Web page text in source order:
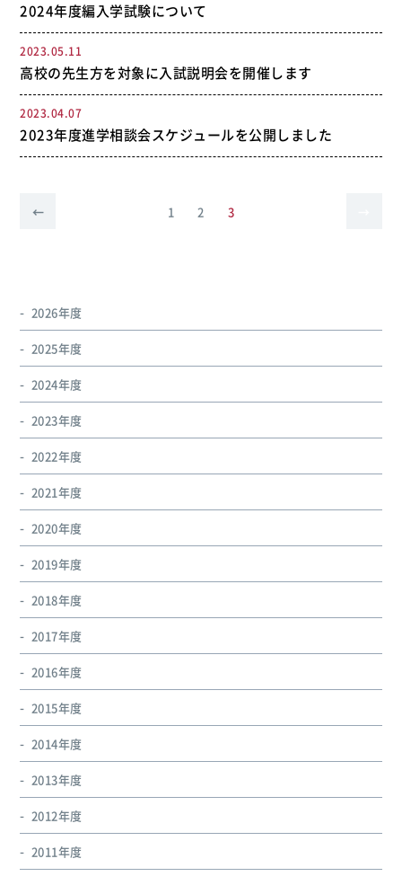
2024年度編入学試験について
2023.05.11
高校の先生方を対象に入試説明会を開催します
2023.04.07
2023年度進学相談会スケジュールを公開しました
←
前
ジ
送
り
1 2 3
2026年度
2025年度
2024年度
2023年度
2022年度
2021年度
2020年度
2019年度
2018年度
2017年度
2016年度
2015年度
2014年度
2013年度
2012年度
2011年度